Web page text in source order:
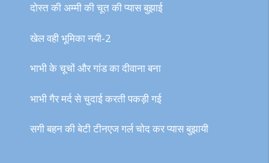
दोस्त की अम्मी की चूत की प्यास बुझाई
खेल वही भूमिका नयी-2
भाभी के चूचों और गांड का दीवाना बना
भाभी गैर मर्द से चुदाई करती पकड़ी गई
सगी बहन की बेटी टीनएज गर्ल चोद कर प्यास बुझायी